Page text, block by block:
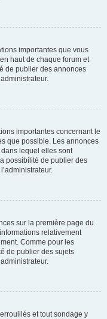
importantes que vous
haut de chaque forum et
de publier des annonces
importantes concernant le
que possible. Les annonces
lequel elles sont
possibilité de publier des
sur la première page du
relativement
Comme pour les
de publier des sujets
et tout sondage y